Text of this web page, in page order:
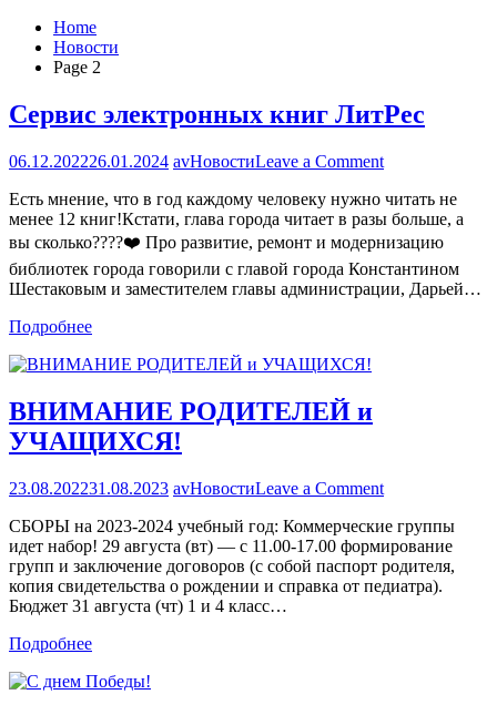
Home
Новости
Page 2
Новости
Сервис электронных книг ЛитРес
06.12.202226.01.2024 avНовостиLeave a Commenton
электронных
книг
ЛитРес
Есть мнение, что в год каждому человеку нужно читать не
менее 12 книг!Кстати, глава города читает в разы больше, а
вы сколько????❤️ Про развитие, ремонт и модернизацию
библиотек города говорили с главой города Константином
Шестаковым и заместителем главы администрации, Дарьей…
Подробнее
ВНИМАНИЕ РОДИТЕЛЕЙ и
УЧАЩИХСЯ!
23.08.202231.08.2023 avНовостиLeave a Commenton
РОДИТЕЛЕЙ
и
УЧАЩИХСЯ!
СБОРЫ на 2023-2024 учебный год: Коммерческие группы
идет набор! 29 августа (вт) — с 11.00-17.00 формирование
групп и заключение договоров (с собой паспорт родителя,
копия свидетельства о рождении и cправка от педиатра).
Бюджет 31 августа (чт) 1 и 4 класс…
Подробнее